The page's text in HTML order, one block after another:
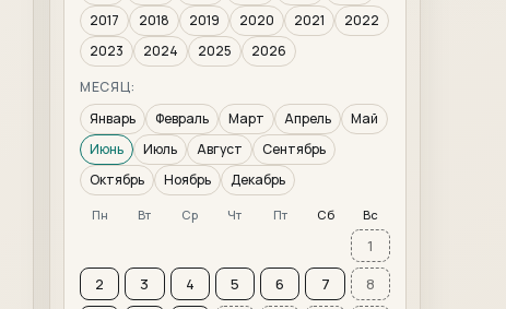
2017
2018 2019 2020 2021
2022
2023
2024 2025
2026
МЕСЯЦ:
Январь
Февраль Март Апрель
Май
Июнь
Июль Август
Сентябрь
Октябрь
Ноябрь Декабрь
Пн Вт Ср Чт Пт Сб Вс
1
2
3 4 5 6 7
8